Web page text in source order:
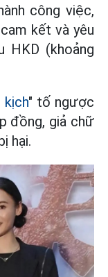
công việc,
kết và yêu
HKD (khoảng
kịch" tố ngược
đồng, giả chữ
hại.